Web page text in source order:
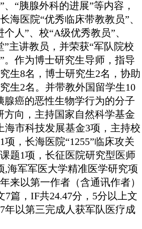
、“胰腺外科的进展”等内容，
海医院“优秀临床带教教员”、
人”、校“A级优秀教员”、
”主讲教员，并荣获“军队院校
。作为博士研究生导师，指导
生8名，博士研究生2名，协助
生2名。并带教外国留学生10
腺癌的恶性生物学行为的分子
方向，主持国家自然科学基金
海市科技发展基金3项，主持校
项，长海医院“1255”临床攻关
题1项，长征医院研究型医师
,海军军医大学精准医学研究项
来以第一作者（含通讯作者）
7篇，IF共24.47分，5分以上文
年以第三完成人获军队医疗成